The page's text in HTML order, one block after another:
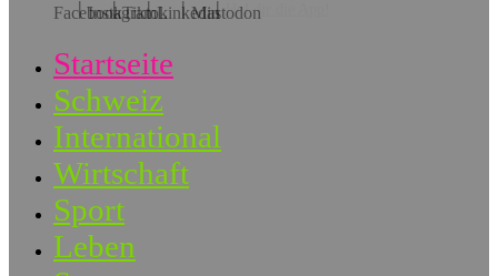
Hol dir die App!
Startseite
Schweiz
International
Wirtschaft
Sport
Leben